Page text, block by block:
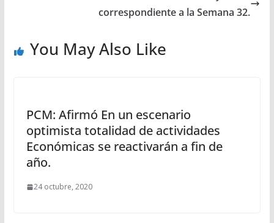
correspondiente a la Semana 32.
You May Also Like
PCM: Afirmó En un escenario
optimista totalidad de actividades
Económicas se reactivarán a fin de
año.
24 octubre, 2020